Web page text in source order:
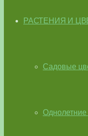
РАСТЕНИЯ И
Садовые
Однолетние